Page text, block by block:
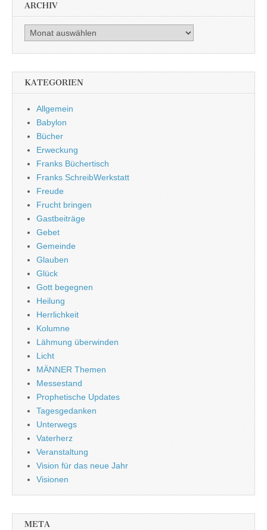
ARCHIV
Archiv
KATEGORIEN
Allgemein
Babylon
Bücher
Erweckung
Franks Büchertisch
Franks SchreibWerkstatt
Freude
Frucht bringen
Gastbeiträge
Gebet
Gemeinde
Glauben
Glück
Gott begegnen
Heilung
Herrlichkeit
Kolumne
Lähmung überwinden
Licht
MÄNNER Themen
Messestand
Prophetische Updates
Tagesgedanken
Unterwegs
Vaterherz
Veranstaltung
Vision für das neue Jahr
Visionen
META